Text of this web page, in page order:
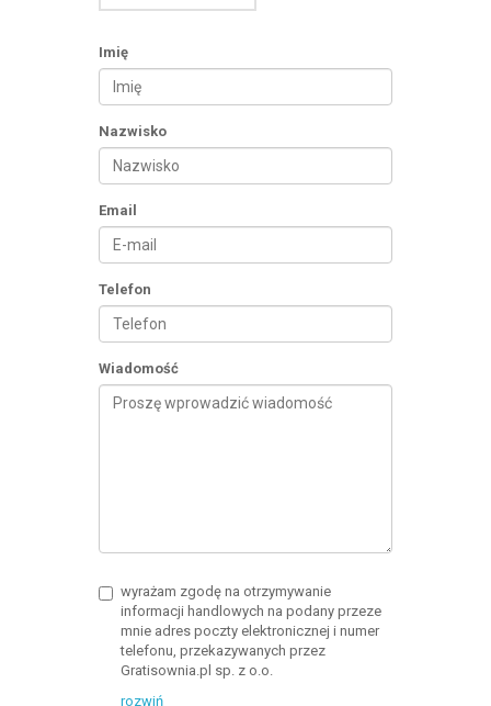
Imię
Nazwisko
Email
Telefon
Wiadomość
wyrażam zgodę na otrzymywanie
informacji handlowych na podany przeze
mnie adres poczty elektronicznej i numer
telefonu, przekazywanych przez
Gratisownia.pl sp. z o.o.
rozwiń